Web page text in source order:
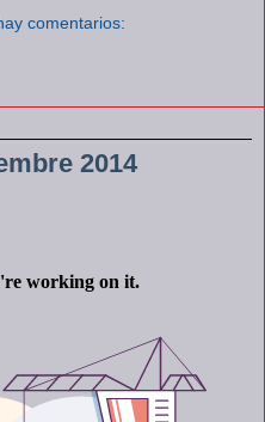
comentarios:
2014